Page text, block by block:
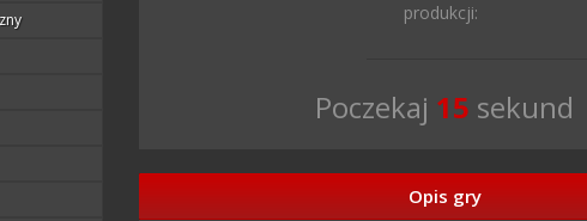
produkcji:
Poczekaj 14 sekund
Opis gry